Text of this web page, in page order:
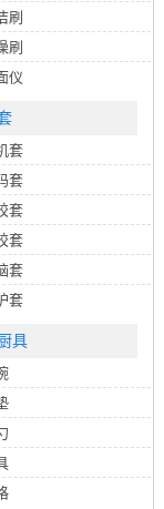
刷
刷
仪
套
套
套
套
套
套
具